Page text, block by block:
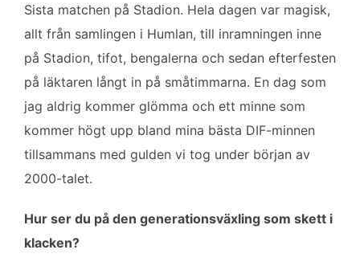
Sista matchen på Stadion. Hela dagen var magisk,
allt från samlingen i Humlan, till inramningen inne
på Stadion, tifot, bengalerna och sedan efterfesten
på läktaren långt in på småtimmarna. En dag som
jag aldrig kommer glömma och ett minne som
kommer högt upp bland mina bästa DIF-minnen
tillsammans med gulden vi tog under början av
2000-talet.
Hur ser du på den generationsväxling som skett i
klacken?